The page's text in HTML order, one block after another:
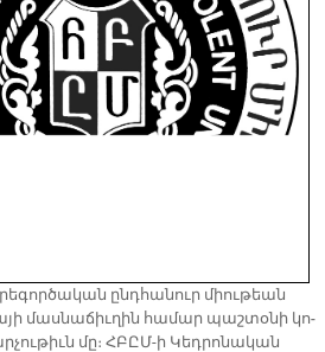
ընդ­հա­նուր միու­թեան
մաս­նա­ճիւ­ղին հա­մար պաշ­տօ­նի կո­
մը։ ՀԲԸՄ-ի Կեդ­րո­նա­կան